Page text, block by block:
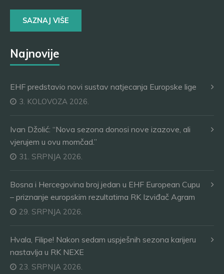
SAZNAJ VIŠE
Najnovije
EHF predstavio novi sustav natjecanja Europske lige
3. KOLOVOZA 2026.
Ivan Džolić: “Nova sezona donosi nove izazove, ali
vjerujem u ovu momčad.”
31. SRPNJA 2026.
Bosna i Hercegovina broj jedan u EHF European Cupu
– priznanje europskim rezultatima RK Izviđač Agram
29. SRPNJA 2026.
Hvala, Filipe! Nakon sedam uspješnih sezona karijeru
nastavlja u RK NEXE
23. SRPNJA 2026.